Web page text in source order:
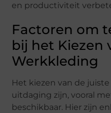
en productiviteit
Factoren om
bij het Kiezen
Werkkleding
Het kiezen van de
uitdaging zijn, vooral
beschikbaar. Hier zijn